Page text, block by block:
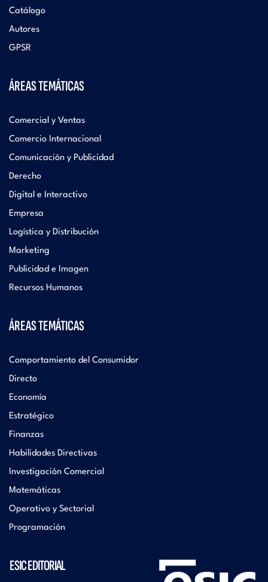
Catálogo
Autores
GPSR
ÁREAS TEMÁTICAS
Comercial y Ventas
Comercio Internacional
Comunicación y Publicidad
Derecho
Digital e Interactivo
Empresa
Logística y Distribución
Marketing
Publicidad e Imagen
Recursos Humanos
ÁREAS TEMÁTICAS
Comportamiento del Consumidor
Directo
Economía
Estratégico
Finanzas
Habilidades Directivas
Investigación Comercial
Matemáticas
Operativo y Sectorial
Programación
ESIC EDITORIAL